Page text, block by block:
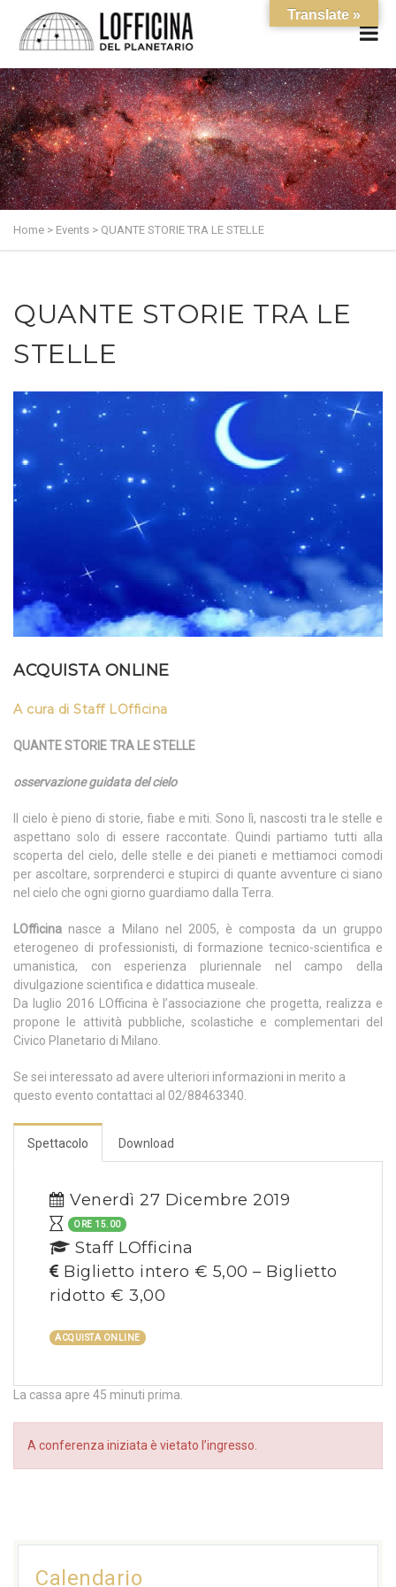
Home > Events > QUANTE STORIE TRA LE STELLE
QUANTE STORIE TRA LE
STELLE
ACQUISTA ONLINE
A cura di Staff LOfficina
QUANTE STORIE TRA LE STELLE
osservazione guidata del cielo
Il cielo è pieno di storie, fiabe e miti. Sono lì, nascosti tra le stelle e
aspettano solo di essere raccontate. Quindi partiamo tutti alla
scoperta del cielo, delle stelle e dei pianeti e mettiamoci comodi
per ascoltare, sorprenderci e stupirci di quante avventure ci siano
nel cielo che ogni giorno guardiamo dalla Terra.
LOfficina nasce a Milano nel 2005, è composta da un gruppo
eterogeneo di professionisti, di formazione tecnico-scientifica e
umanistica, con esperienza pluriennale nel campo della
divulgazione scientifica e didattica museale.
Da luglio 2016 LOfficina è l’associazione che progetta, realizza e
propone le attività pubbliche, scolastiche e complementari del
Civico Planetario di Milano.
Se sei interessato ad avere ulteriori informazioni in merito a
questo evento contattaci al 02/88463340.
Spettacolo Download
Venerdì 27 Dicembre 2019
ORE 15.00
Staff LOfficina
Biglietto intero € 5,00 – Biglietto
ridotto € 3,00
ACQUISTA ONLINE
La cassa apre 45 minuti prima.
A conferenza iniziata è vietato l’ingresso.
Calendario
Translate »